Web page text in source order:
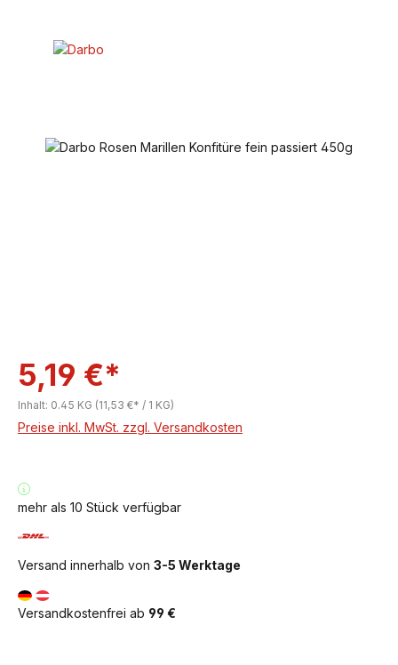
Bildergalerie überspringen
5,19 €*
Inhalt: 0.45 KG (11,53 €* / 1 KG)
Preise inkl. MwSt. zzgl. Versandkosten
mehr als 10 Stück verfügbar
Versand innerhalb von 3-5 Werktage
Versandkostenfrei ab 99 €